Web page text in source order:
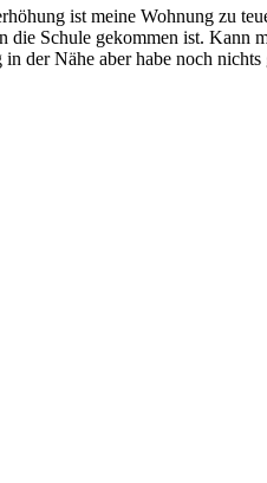
ist meine Wohnung zu
die Schule gekommen ist.
der Nähe aber habe noch